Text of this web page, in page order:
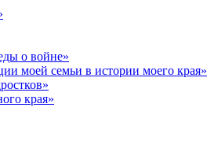
о войне»
моей семьи в истории моего края»
края»